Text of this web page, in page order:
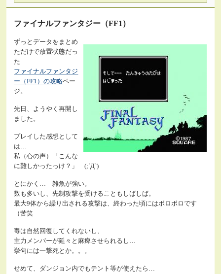
ファイナルファンタジー（FF1）
ずっとデータをまとめ
ただけで放置状態だっ
た
ファイナルファンタジ
ー（FF1）の攻略ペー
ジ。
先日、ようやく再開し
ました。
プレイした感想として
は…
私（心の声）「こんな
に難しかったっけ？」 (;´Д`)
とにかく… 雑魚が強い。
数も多いし、先制攻撃を受けることもしばしば。
最大9体から繰り出される攻撃は、終わった頃にはボロボロです
（苦笑
毒は自然回復してくれないし、
主力メンバーが延々と麻痺させられるし…
挙句には一撃死とか。。。
せめて、ダンジョン内でもテント等が使えたら…